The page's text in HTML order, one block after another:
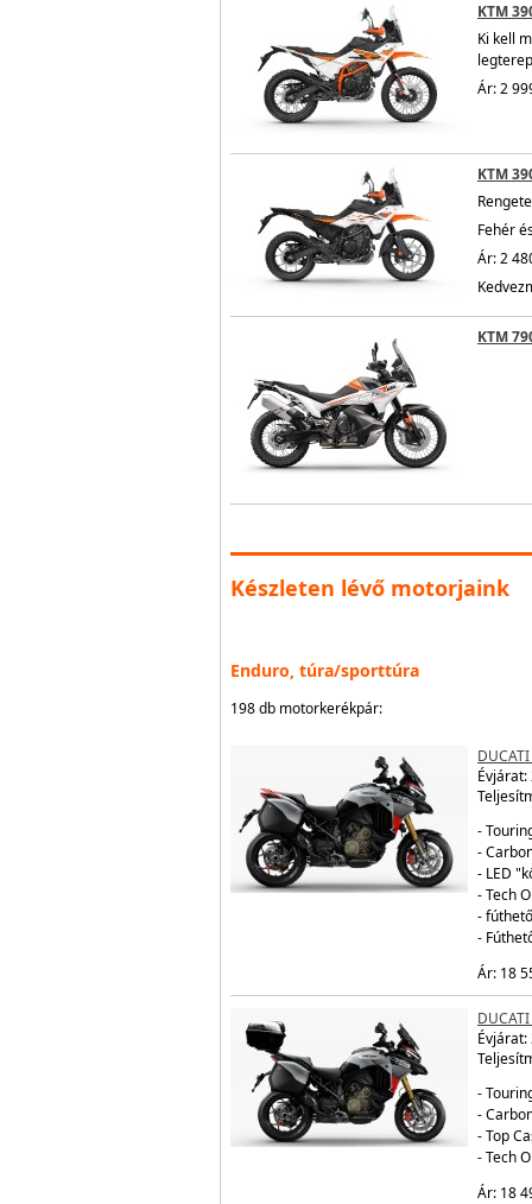
KTM
Ki kell
Ár: 2
KTM
Fehér
Ár: 2
KTM
Készleten lévő motorjaink
Enduro, túra/sporttúra
198 db motorkerékpár:
Évjárat:
-
-
- LED
- Tech
-
-
Ár: 18
Évjárat:
-
-
- Top
- Tech
Ár: 18